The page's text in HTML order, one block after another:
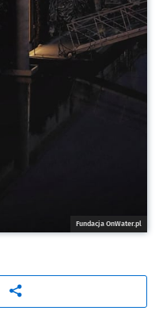
Fundacja OnWater.pl
artykuł